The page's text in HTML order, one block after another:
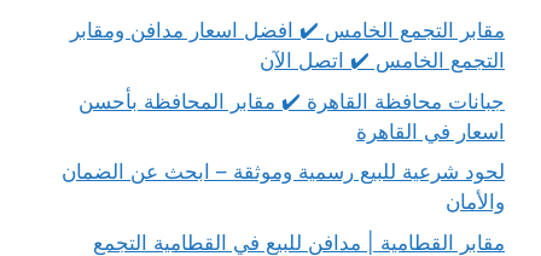
مقابر التجمع الخامس ✔️ افضل اسعار مدافن ومقابر
التجمع الخامس ✔️ اتصل الآن
جبانات محافظة القاهرة ✔️ مقابر المحافظة بأحسن
اسعار في القاهرة
لحود شرعية للبيع رسمية وموثقة – ابحث عن الضمان
والأمان
مقابر القطامية | مدافن للبيع في القطامية التجمع